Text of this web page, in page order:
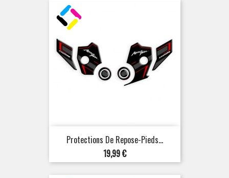
Protections De Repose-Pieds...
Prix
19,99 €